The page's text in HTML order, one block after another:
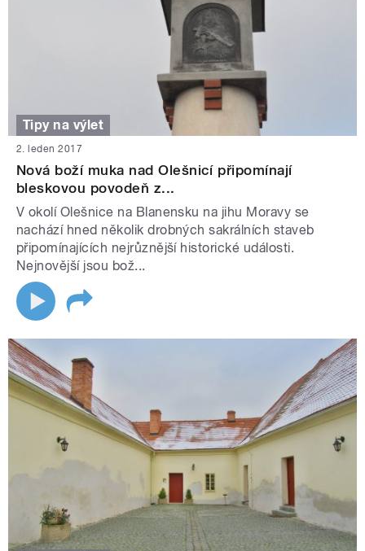
Tipy na výlet
2. leden 2017
Nová boží muka nad Olešnicí připomínají
bleskovou povodeň z...
V okolí Olešnice na Blanensku na jihu Moravy se
nachází hned několik drobných sakrálních staveb
připomínajících nejrůznější historické události.
Nejnovější jsou bož...